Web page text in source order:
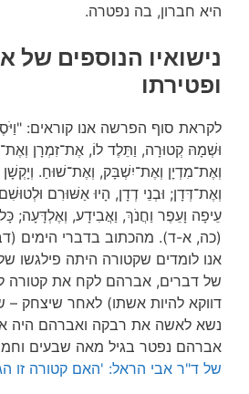
היא חברון, בה נפטרה.
נישואיו הנוספים של
ופטירתו
לקראת סוף הפרשה אנו קוראים:
וּשְׁמָהּ קְטוּרָה, וַתֵּלֶד לוֹ, אֶת־זִמְרָן
וְאֶת־מִדְיָן וְאֶת־יִשְׁבָּק, וְאֶת־שׁוּחַ.
וְאֶת־דְּדָן; וּבְנֵי דְדָן, הָיוּ אַשּׁוּרִם
עֵיפָה וָעֵפֶר וַחֲנֹךְ, וַאֲבִידָע, וְאֶלְדָּעָה;
(כה, א-ד). מהכתוב בדברי הימים
אנו לומדים שקטורה היתה פילגשו
של דברים, אברהם לקח את קטורה
דווקא להיות אשתו) לאחר שיצחק –
נשא לאשה את רבקה ואברהם היה
אברהם נפטר בגיל מאה שבעים
של ד"ר אבי הראל: 'האם קטורה זו